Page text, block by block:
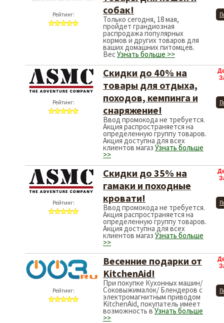
Рейтинг:
собак!
Только сегодня, 18 мая,
пройдет грандиозная
распродажа популярных
кормов и других товаров для
ваших домашних питомцев.
ВесУзнать больше >>
Рейтинг:
Скидки до 40% на
товары для отдыха,
походов, кемпинга и
снаряжение!
Ввод промокода не требуется.
Акция распространяется на
определенную группу товаров.
Акция доступна для всех
клиентов магаз Узнать больше
>>
Рейтинг:
Скидки до 35% на
гамаки и походные
кровати!
Ввод промокода не требуется.
Акция распространяется на
определенную группу товаров.
Акция доступна для всех
клиентов магаз Узнать больше
>>
Рейтинг:
Весенние подарки от
KitchenAid!
При покупке Кухонных машин/
Соковыжималок/ Блендеров с
электромагнитным приводом
KitchenAid, покупатель имеет
возможность вУзнать больше
>>